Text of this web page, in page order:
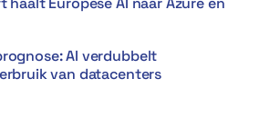
AI verdubbelt
van datacenters